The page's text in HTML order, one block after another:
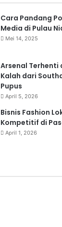
Cara Pandang
Media di Pulau
Mei 14, 2025
Arsenal Terhenti
Kalah dari
Pupus
April 5, 2026
Bisnis Fashion
Kompetitif di
April 1, 2026